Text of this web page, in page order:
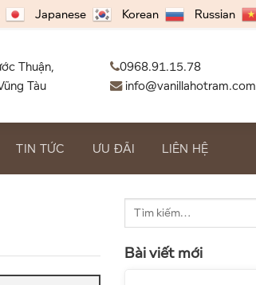
Japanese Korean Russian
Thuận,
Tàu
0968.91.15.78
info@vanillahotram.com
TIN TỨC ƯU ĐÃI LIÊN HỆ
Bài viết mới